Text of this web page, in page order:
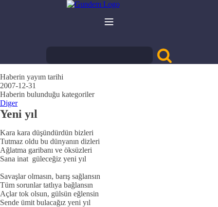
Haberin yayım tarihi
2007-12-31
Haberin bulunduğu kategoriler
Diger
Yeni yıl
Kara kara düşündürdün bizleri
Tutmaz oldu bu dünyanın dizleri
Ağlatma garibanı ve öksüzleri
Sana inat güleceğiz yeni yıl
Savaşlar olmasın, barış sağlansın
Tüm sorunlar tatlıya bağlansın
Açlar tok olsun, gülsün eğlensin
Sende ümit bulacağız yeni yıl